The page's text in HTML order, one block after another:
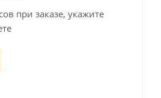
при заказе, укажите